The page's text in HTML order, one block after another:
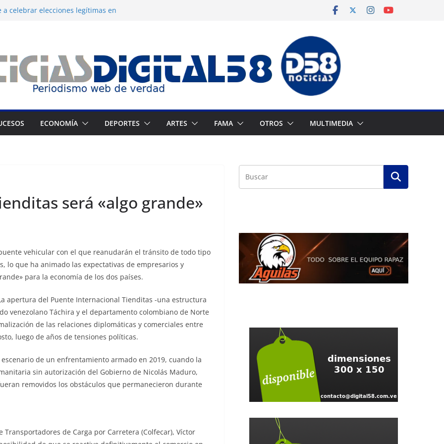
a celebrar elecciones legítimas en
montañista Nirmal Purja tras
cronograma electoral a la mesa de
ECONOMÍA DEPORTES ARTES FAMA OTROS MULTIMEDIA
será «algo grande»
vehicular con el que reanudarán el tránsito de todo tipo
lo que ha animado las expectativas de empresarios y
para la economía de los dos países.
apertura del Puente Internacional Tienditas -una estructura
venezolano Táchira y el departamento colombiano de Norte
de las relaciones diplomáticas y comerciales entre
luego de años de tensiones políticas.
de un enfrentamiento armado en 2019, cuando la
sin autorización del Gobierno de Nicolás Maduro,
removidos los obstáculos que permanecieron durante
de Carga por Carretera (Colfecar), Víctor